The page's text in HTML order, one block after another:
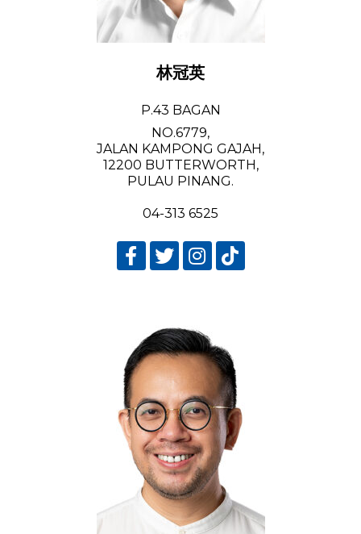
林冠英
P.43 BAGAN
NO.6779,
JALAN KAMPONG GAJAH,
12200 BUTTERWORTH,
PULAU PINANG.
04-313 6525